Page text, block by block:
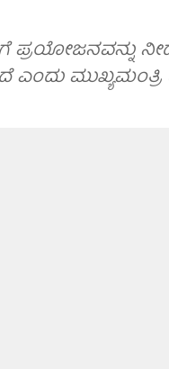
ಪ್ರಯೋಜನವನ್ನು
ಎಂದು ಮುಖ್ಯಮಂತ್ರಿ